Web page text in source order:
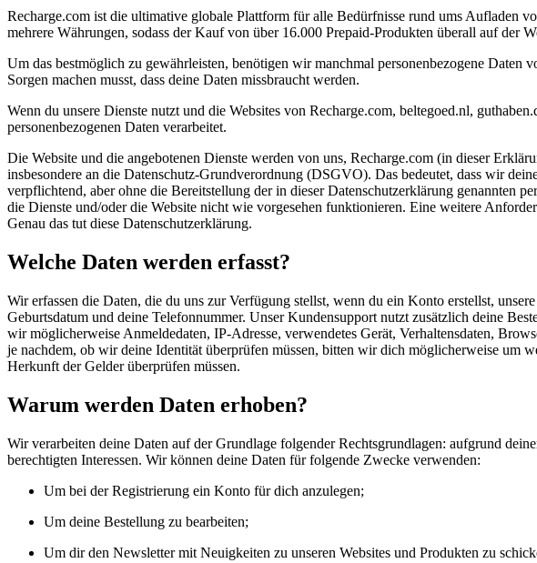
Recharge.com ist die ultimative globale Plattform für alle Bedürfnisse rund ums Aufladen
mehrere Währungen, sodass der Kauf von über 16.000 Prepaid-Produkten überall auf der
Um das bestmöglich zu gewährleisten, benötigen wir manchmal personenbezogene Daten
Sorgen machen musst, dass deine Daten missbraucht werden.
Wenn du unsere Dienste nutzt und die Websites von Recharge.com, beltegoed.nl,
personenbezogenen Daten verarbeitet.
Die Website und die angebotenen Dienste werden von uns, Recharge.com (in dieser
insbesondere an die Datenschutz-Grundverordnung (DSGVO). Das bedeutet, dass wir
verpflichtend, aber ohne die Bereitstellung der in dieser Datenschutzerklärung genannten
die Dienste und/oder die Website nicht wie vorgesehen funktionieren. Eine weitere
Genau das tut diese Datenschutzerklärung.
Welche Daten werden erfasst?
Wir erfassen die Daten, die du uns zur Verfügung stellst, wenn du ein Konto erstellst,
Geburtsdatum und deine Telefonnummer. Unser Kundensupport nutzt zusätzlich deine
wir möglicherweise Anmeldedaten, IP-Adresse, verwendetes Gerät, Verhaltensdaten,
je nachdem, ob wir deine Identität überprüfen müssen, bitten wir dich möglicherweise um
Herkunft der Gelder überprüfen müssen.
Warum werden Daten erhoben?
Wir verarbeiten deine Daten auf der Grundlage folgender Rechtsgrundlagen: aufgrund
berechtigten Interessen. Wir können deine Daten für folgende Zwecke verwenden:
Um bei der Registrierung ein Konto für dich anzulegen;
Um deine Bestellung zu bearbeiten;
Um dir den Newsletter mit Neuigkeiten zu unseren Websites und Produkten zu